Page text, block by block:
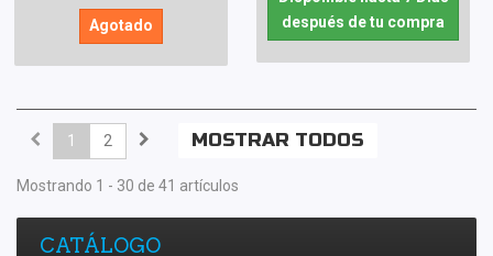
Agotado
después de tu compra
MOSTRAR TODOS
1 2
Mostrando 1 - 30 de 41 artículos
CATÁLOGO